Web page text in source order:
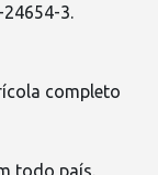
3.
completo
todo país.